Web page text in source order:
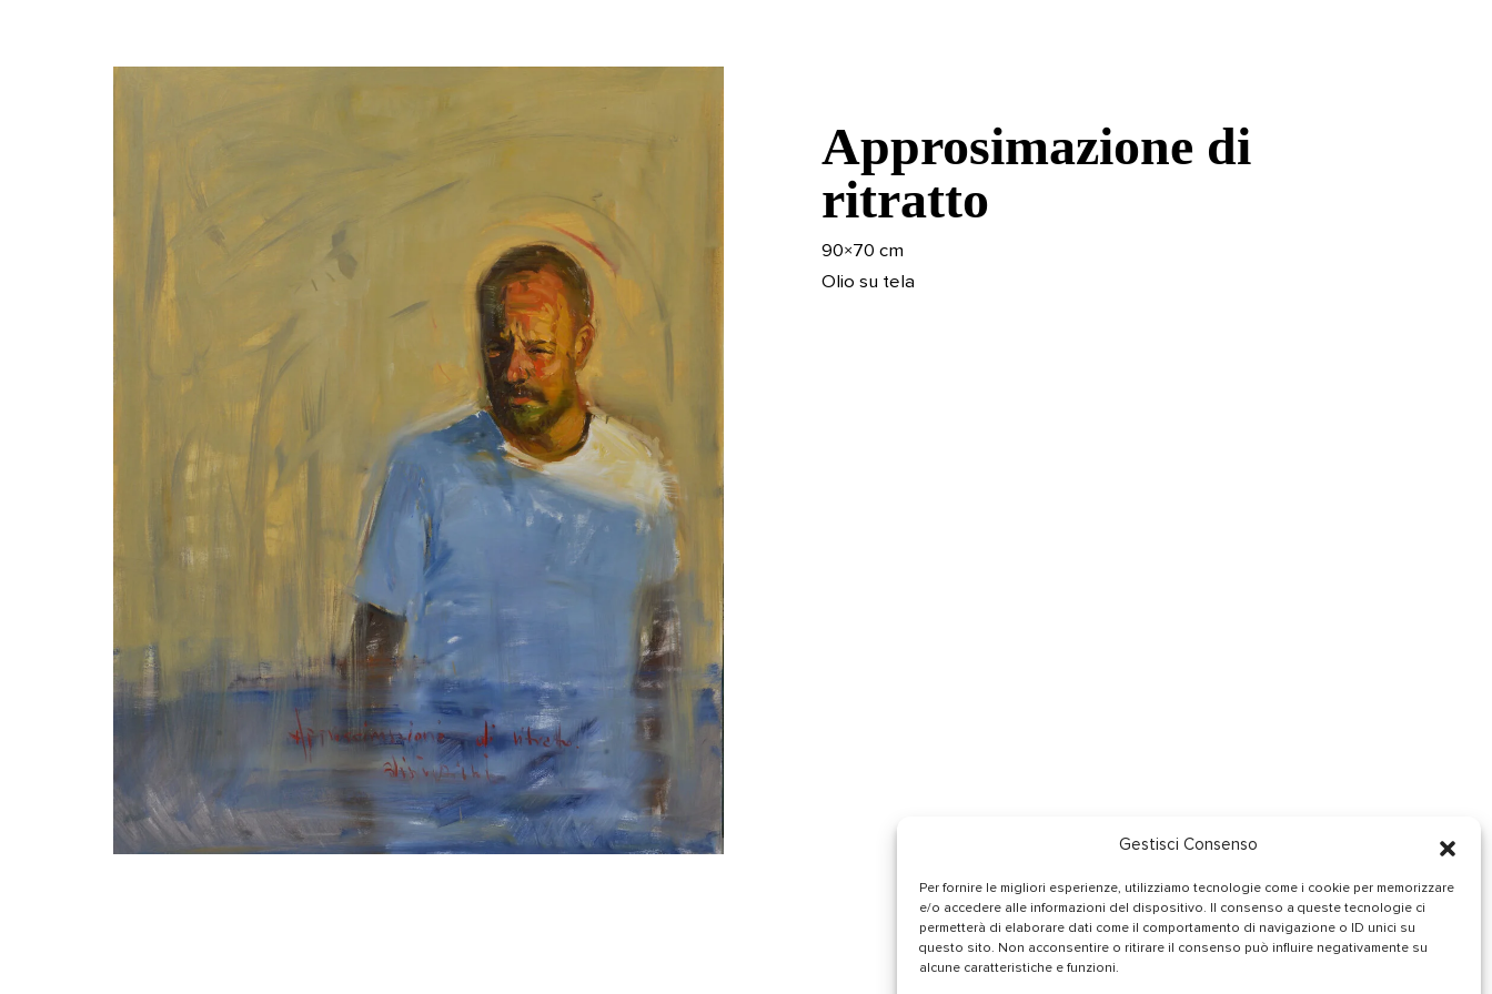
Gestisci Consenso
Per fornire le migliori esperienze, utilizziamo tecnologie come i cookie per memorizzare
e/o accedere alle informazioni del dispositivo. Il consenso a queste tecnologie ci
permetterà di elaborare dati come il comportamento di navigazione o ID unici su
questo sito. Non acconsentire o ritirare il consenso può influire negativamente su
alcune caratteristiche e funzioni.
Approsimazione di
ritratto
90×70 cm
Olio su tela